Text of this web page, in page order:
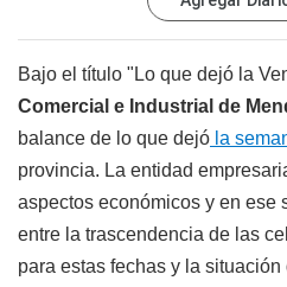
Bajo el título "Lo que dejó la
Comercial e Industrial de
balance de lo que dejó la
provincia. La entidad
aspectos económicos y en ese
entre la trascendencia de las
para estas fechas y la